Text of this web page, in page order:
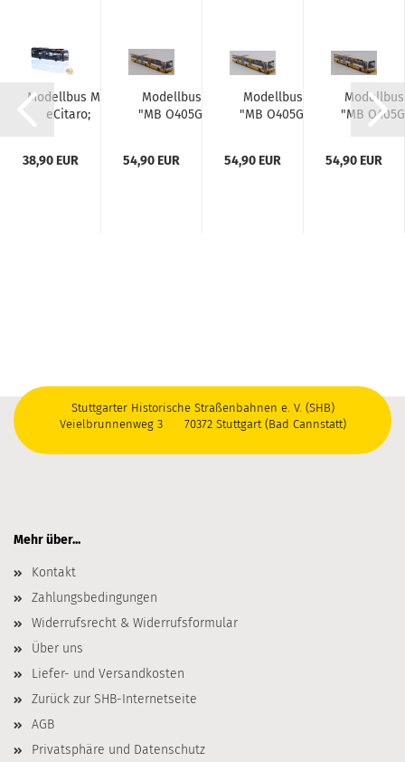
Modellbus MB
eCitaro;
Stuttgart
38,90 EUR
Modellbus
"MB O405G;
SHB-
54,90 EUR
Modellbus
"MB O405G;
SHB-
54,90 EUR
Modellbus
"MB
SHB-
54,90 EUR
Stuttgarter Historische Straßenbahnen e. V. (SHB)
Veielbrunnenweg 3 70372 Stuttgart (Bad Cannstatt)
Mehr über...
Kontakt
Zahlungsbedingungen
Widerrufsrecht & Widerrufsformular
Über uns
Liefer- und Versandkosten
Zurück zur SHB-Internetseite
AGB
Privatsphäre und Datenschutz